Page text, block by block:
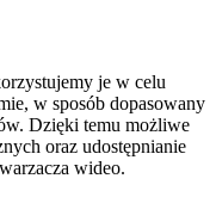
je w celu
w sposób dopasowany
Dzięki temu możliwe
oraz udostępnianie
wideo.